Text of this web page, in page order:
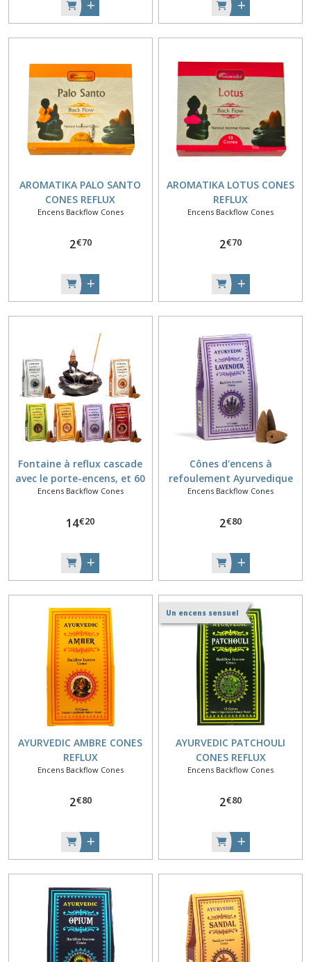
AROMATIKA PALO SANTO
CONES REFLUX
Encens Backflow Cones
2€70
AROMATIKA LOTUS CONES
REFLUX
Encens Backflow Cones
2€70
Fontaine à reflux cascade
avec le porte-encens, et 60
cônes d'encens ayurvédique
Encens Backflow Cones
14€20
Cônes d'encens à
refoulement Ayurvedique
Lavande
Encens Backflow Cones
2€80
AYURVEDIC AMBRE CONES
REFLUX
Encens Backflow Cones
2€80
Un encens sensuel
AYURVEDIC PATCHOULI
CONES REFLUX
Encens Backflow Cones
2€80